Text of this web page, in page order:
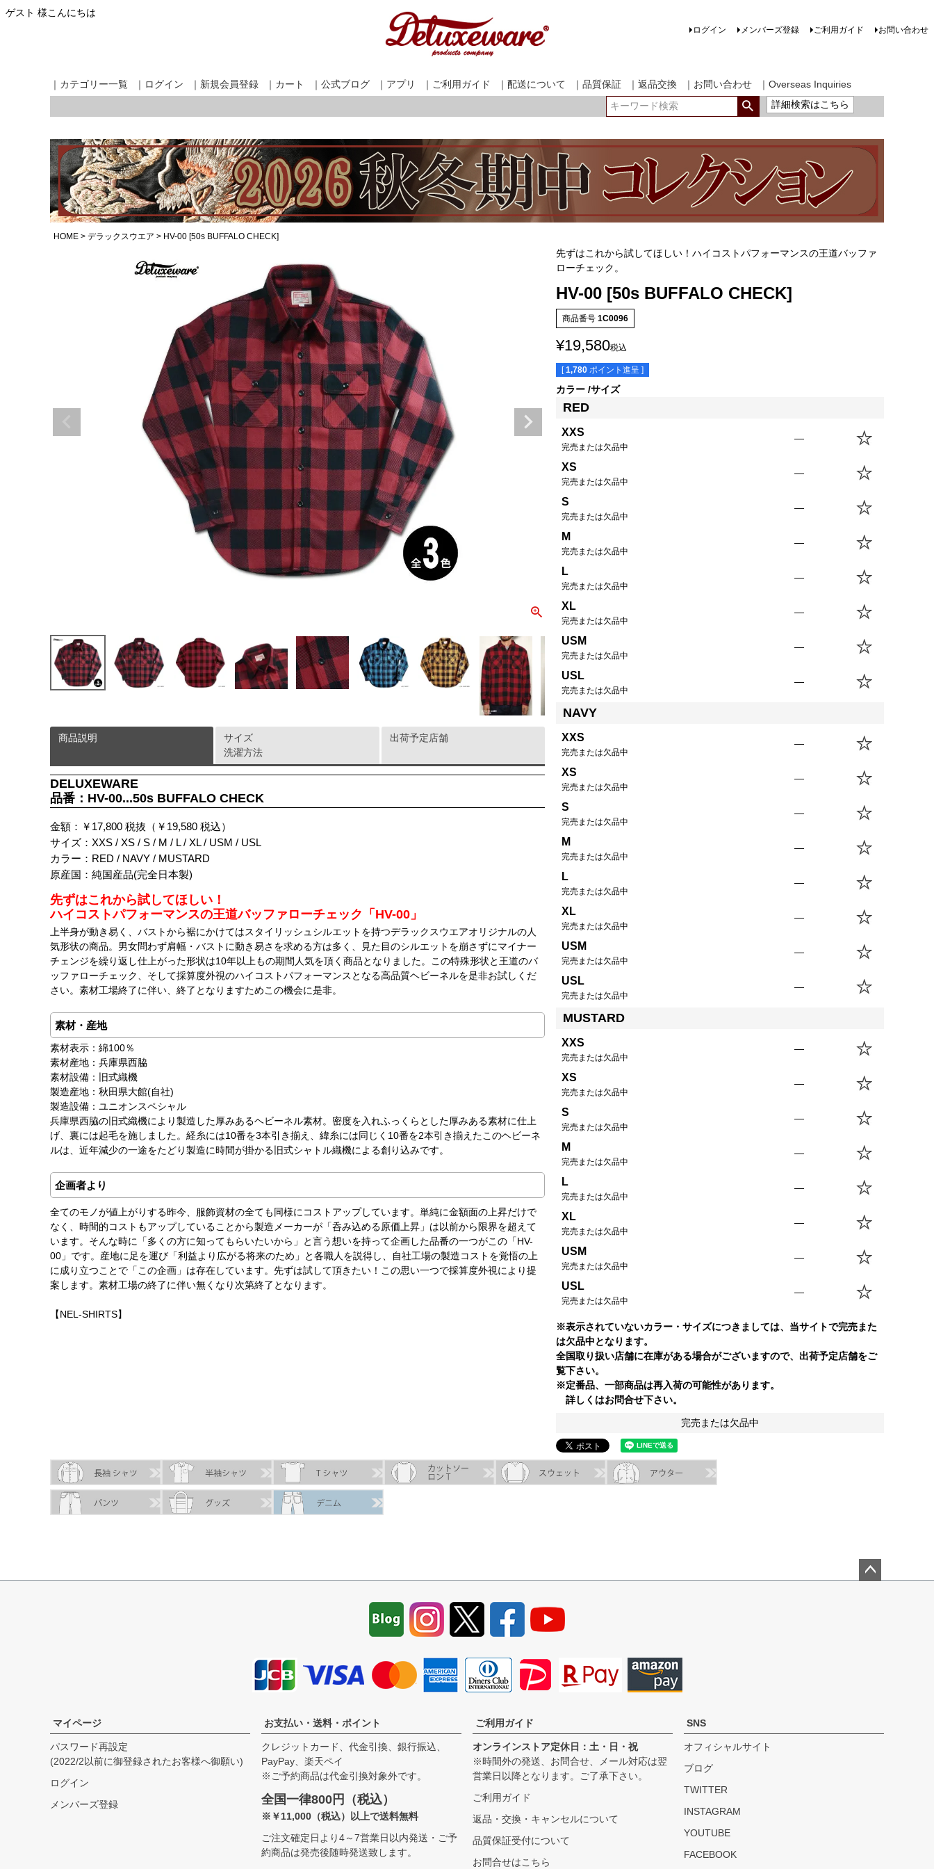
ゲスト 様こんにちは
ログイン メンバーズ登録 ご利用ガイド お問い合わせ
｜カテゴリー一覧 ｜ログイン ｜新規会員登録 ｜カート ｜公式ブログ ｜アプリ ｜ご利用ガイド ｜配送について ｜品質保証 ｜返品交換 ｜お問い合わせ
｜Overseas Inquiries
詳細検索はこちら
HOME デラックスウエア HV-00 [50s BUFFALO CHECK]
商品説明
DELUXEWARE
品番：HV-00...50s BUFFALO CHECK
金額：￥17,800 税抜（￥19,580 税込）
サイズ：XXS / XS / S / M / L / XL / USM / USL
カラー：RED / NAVY / MUSTARD
原産国：純国産品(完全日本製)
先ずはこれから試してほしい！
ハイコストパフォーマンスの王道バッファローチェック「HV-00」
上半身が動き易く、バストから裾にかけてはスタイリッシュシルエットを持つデラックスウエアオリジナルの人
気形状の商品。男女問わず肩幅・バストに動き易さを求める方は多く、見た目のシルエットを崩さずにマイナー
チェンジを繰り返し仕上がった形状は10年以上もの期間人気を頂く商品となりました。この特殊形状と王道のバ
ッファローチェック、そして採算度外視のハイコストパフォーマンスとなる高品質ヘビーネルを是非お試しくだ
さい。素材工場終了に伴い、終了となりますためこの機会に是非。
素材・産地
素材表示：綿100％
素材産地：兵庫県西脇
素材設備：旧式織機
製造産地：秋田県大館(自社)
製造設備：ユニオンスペシャル
兵庫県西脇の旧式織機により製造した厚みあるヘビーネル素材。密度を入れふっくらとした厚みある素材に仕上
げ、裏には起毛を施しました。経糸には10番を3本引き揃え、緯糸には同じく10番を2本引き揃えたこのヘビーネ
ルは、近年減少の一途をたどり製造に時間が掛かる旧式シャトル織機による創り込みです。
企画者より
全てのモノが値上がりする昨今、服飾資材の全ても同様にコストアップしています。単純に金額面の上昇だけで
なく、時間的コストもアップしていることから製造メーカーが「呑み込める原価上昇」は以前から限界を超えて
います。そんな時に「多くの方に知ってもらいたいから」と言う想いを持って企画した品番の一つがこの「HV-
00」です。産地に足を運び「利益より広がる将来のため」と各職人を説得し、自社工場の製造コストを覚悟の上
に成り立つことで「この企画」は存在しています。先ずは試して頂きたい！この思い一つで採算度外視により提
案します。素材工場の終了に伴い無くなり次第終了となります。
【NEL-SHIRTS】
サイズ
洗濯方法
出荷予定店舗
先ずはこれから試してほしい！ハイコストパフォーマンスの王道バッファ
ローチェック。
HV-00 [50s BUFFALO CHECK]
商品番号 1C0096
¥19,580税込
[ 1,780 ポイント進呈 ]
カラー サイズ
RED
XXS
完売または欠品中
—
XS
完売または欠品中
—
S
完売または欠品中
—
M
完売または欠品中
—
L
完売または欠品中
—
XL
完売または欠品中
—
USM
完売または欠品中
—
USL
完売または欠品中
—
NAVY
XXS
完売または欠品中
—
XS
完売または欠品中
—
S
完売または欠品中
—
M
完売または欠品中
—
L
完売または欠品中
—
XL
完売または欠品中
—
USM
完売または欠品中
—
USL
完売または欠品中
—
MUSTARD
XXS
完売または欠品中
—
XS
完売または欠品中
—
S
完売または欠品中
—
M
完売または欠品中
—
L
完売または欠品中
—
XL
完売または欠品中
—
USM
完売または欠品中
—
USL
完売または欠品中
—
※表示されていないカラー・サイズにつきましては、当サイトで完売また
は欠品中となります。
全国取り扱い店舗に在庫がある場合がございますので、出荷予定店舗をご
覧下さい。
※定番品、一部商品は再入荷の可能性があります。
詳しくはお問合せ下さい。
完売または欠品中
マイページ
パスワード再設定
(2022/2以前に御登録されたお客様へ御願い)
ログイン
メンバーズ登録
お支払い・送料・ポイント
クレジットカード、代金引換、銀行振込、
PayPay、楽天ペイ
※ご予約商品は代金引換対象外です。
全国一律800円（税込）
※￥11,000（税込）以上で送料無料
ご注文確定日より4～7営業日以内発送・ご予
約商品は発売後随時発送致します。
ご利用ガイド
オンラインストア定休日：土・日・祝
※時間外の発送、お問合せ、メール対応は翌
営業日以降となります。ご了承下さい。
ご利用ガイド
返品・交換・キャンセルについて
品質保証受付について
お問合せはこちら
SNS
オフィシャルサイト
ブログ
TWITTER
INSTAGRAM
YOUTUBE
FACEBOOK